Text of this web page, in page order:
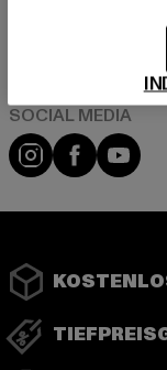
Instagram
Facebook